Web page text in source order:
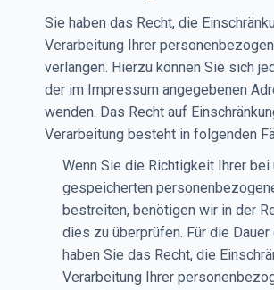
Sie haben das Recht, die
Verarbeitung Ihrer
verlangen. Hierzu können Sie sich
der im Impressum angegebenen
wenden. Das Recht auf
Verarbeitung besteht in folgenden
Wenn Sie die Richtigkeit Ihrer bei
gespeicherten
bestreiten, benötigen wir in der
dies zu überprüfen. Für die Dauer
haben Sie das Recht, die
Verarbeitung Ihrer